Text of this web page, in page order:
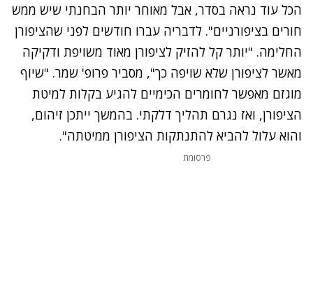
הכל עוד נראה בסדר, אבל מאוחר יותר הבחנתי שיש ממש
חורים בציפורניים". לדבריה עברו חודשים לפני שהציפורן
החלימה. "יותר קל להזיק לציפורן מאוד משויפת ודקיקה
מאשר לציפורן שלא שויפה כך", מסביר פרופ' שמר. "שיוף
מוגזם מאפשר לחומרים הכימיים להגיע בקלות למיטת
הציפורן, ואז נגרם תהליך דלקתי. בהמשך ייתכן זיהום,
והוא עלול להביא להתנתקות הציפורן ממיטתה".
פרסומת